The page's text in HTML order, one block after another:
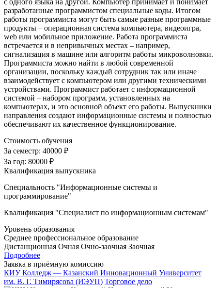
с одного языка на другой. Компьютер принимает и понимает
разработанные программистом специальные коды. Итогом
работы программиста могут быть самые разные программные
продукты – операционная система компьютера, видеоигра,
web или мобильное приложение. Работа программиста
встречается и в непривычных местах – например,
сигнализация в машине или алгоритм работы микроволновки.
Программиста можно найти в любой современной
организации, поскольку каждый сотрудник так или иначе
взаимодействует с компьютером или другими техническими
устройствами. Программист работает с информационной
системой – набором программ, установленных на
компьютерах, и это основной объект его работы. Выпускники
направления создают информационные системы и полностью
обеспечивают их качественное функционирование.
Стоимость обучения
За семестр: 40000 ₽
За год: 80000 ₽
Квалификация выпускника
Специальность "Информационные системы и
программирование"
Квалификация "Специалист по информационным системам"
Уровень образования
Среднее профессиональное образование
Дистанционная Очная Очно-заочная Заочная
Подробнее
Заявка в приёмную комиссию
КИУ Колледж — Казанский Инновационный Университет
им. В. Г. Тимирясова (ИЭУП) Торговое дело